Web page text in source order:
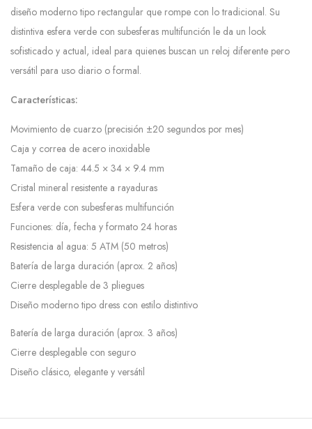
diseño moderno tipo rectangular que rompe con lo tradicional. Su
distintiva esfera verde con subesferas multifunción le da un look
sofisticado y actual, ideal para quienes buscan un reloj diferente pero
versátil para uso diario o formal.
Características:
Movimiento de cuarzo (precisión ±20 segundos por mes)
Caja y correa de acero inoxidable
Tamaño de caja: 44.5 × 34 × 9.4 mm
Cristal mineral resistente a rayaduras
Esfera verde con subesferas multifunción
Funciones: día, fecha y formato 24 horas
Resistencia al agua: 5 ATM (50 metros)
Batería de larga duración (aprox. 2 años)
Cierre desplegable de 3 pliegues
Diseño moderno tipo dress con estilo distintivo
Batería de larga duración (aprox. 3 años)
Cierre desplegable con seguro
Diseño clásico, elegante y versátil